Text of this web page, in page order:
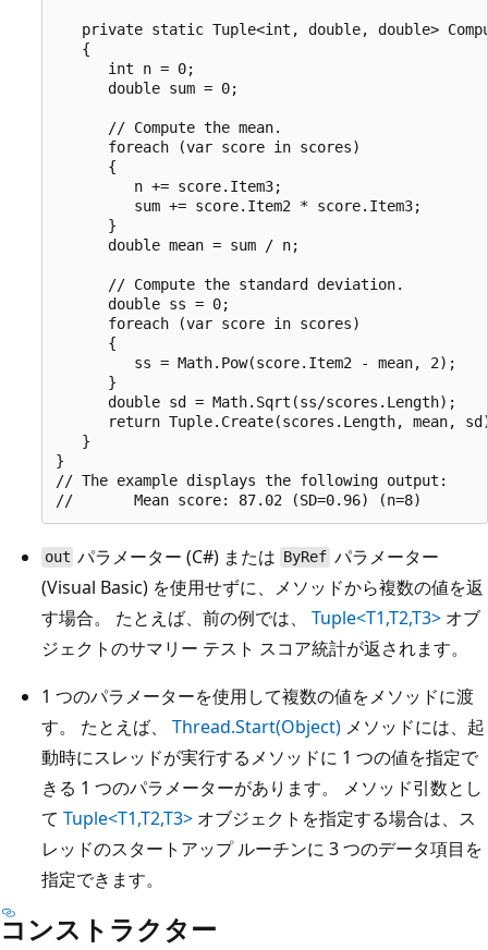
private static Tuple<int, double, double>
   {
      int n = 0;
      double sum = 0;
      // Compute the mean.
      foreach (var score in scores)
      {
         n += score.Item3;
         sum += score.Item2 * score.Item3;
      }
      double mean = sum / n;
      // Compute the standard deviation.
      double ss = 0;
      foreach (var score in scores)
      {
         ss = Math.Pow(score.Item2 - mean, 2);
      }
      double sd = Math.Sqrt(ss/scores.Length);
return Tuple.Create(scores.Length, mean,
   }
}
// The example displays the following output:
out パラメーター (C#) または ByRefパラメーター
(Visual Basic) を使用せずに、メソッドから複数の値を返
す場合。 たとえば、前の例では、 Tuple<T1,T2,T3> オブ
ジェクトのサマリー テスト スコア統計が返されます。
1 つのパラメーターを使用して複数の値をメソッドに渡
す。 たとえば、 Thread.Start(Object) メソッドには、起
動時にスレッドが実行するメソッドに 1 つの値を指定で
きる 1 つのパラメーターがあります。 メソッド引数とし
て Tuple<T1,T2,T3> オブジェクトを指定する場合は、ス
レッドのスタートアップ ルーチンに 3 つのデータ項目を
指定できます。
コンストラクター